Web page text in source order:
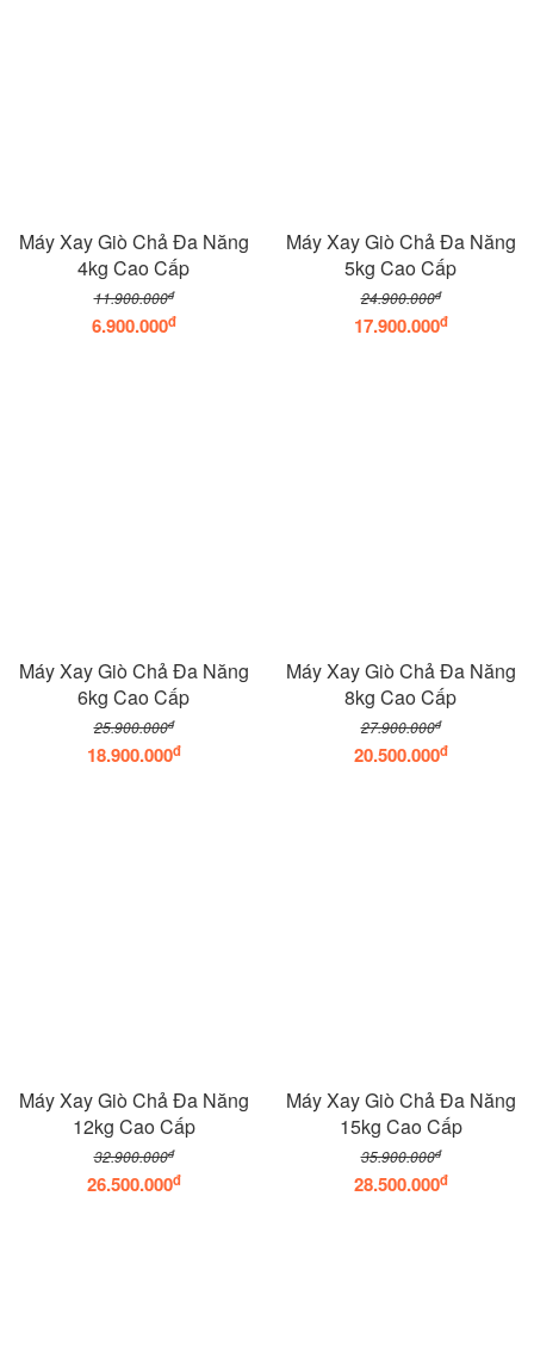
Máy Xay Giò Chả Đa Năng
4kg Cao Cấp
11.900.000đ
6.900.000đ
Máy Xay Giò Chả Đa Năng
5kg Cao Cấp
24.900.000đ
17.900.000đ
Máy Xay Giò Chả Đa Năng
6kg Cao Cấp
25.900.000đ
18.900.000đ
Máy Xay Giò Chả Đa Năng
8kg Cao Cấp
27.900.000đ
20.500.000đ
Máy Xay Giò Chả Đa Năng
12kg Cao Cấp
32.900.000đ
26.500.000đ
Máy Xay Giò Chả Đa Năng
15kg Cao Cấp
35.900.000đ
28.500.000đ